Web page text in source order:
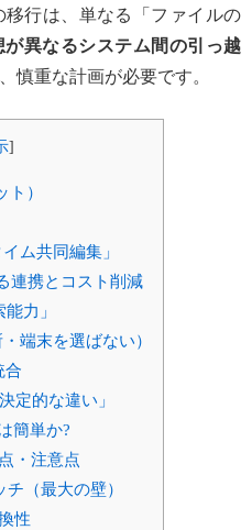
移行は、単なる「ファイルの
が異なるシステム間の引っ越
慎重な計画が必要です。
]
）
ム共同編集」
連携とコスト削減
力」
端末を選ばない）
合
定的な違い」
簡単か?
・注意点
（最大の壁）
性